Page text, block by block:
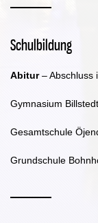
Schulbildung
Abitur– Abschluss
Gymnasium
Gesamtschule
Grundschule